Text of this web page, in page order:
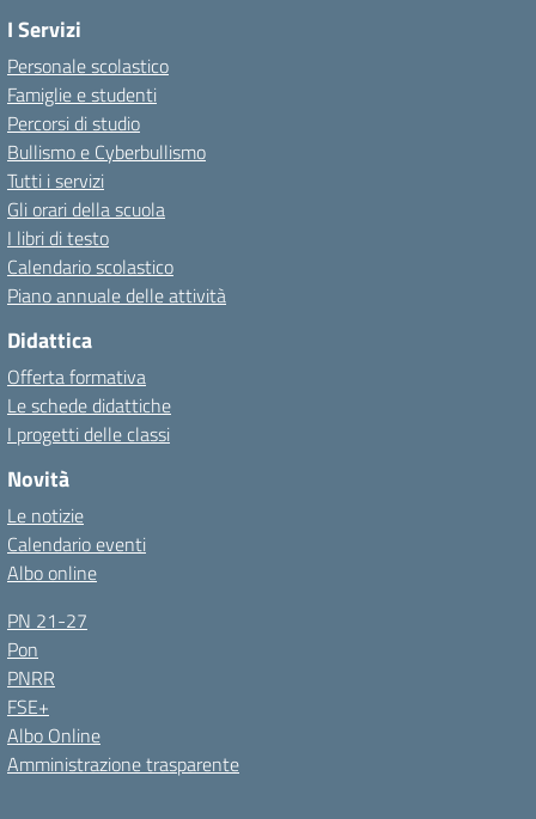
I Servizi
Personale scolastico
Famiglie e studenti
Percorsi di studio
Bullismo e Cyberbullismo
Tutti i servizi
Gli orari della scuola
I libri di testo
Calendario scolastico
Piano annuale delle attività
Didattica
Offerta formativa
Le schede didattiche
I progetti delle classi
Novità
Le notizie
Calendario eventi
Albo online
PN 21-27
Pon
PNRR
FSE+
Albo Online
Amministrazione trasparente